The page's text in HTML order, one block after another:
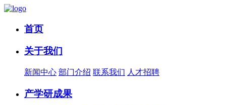
首页
关于我们
新闻中心 部门介绍 联系我们 人才招聘
产学研成果